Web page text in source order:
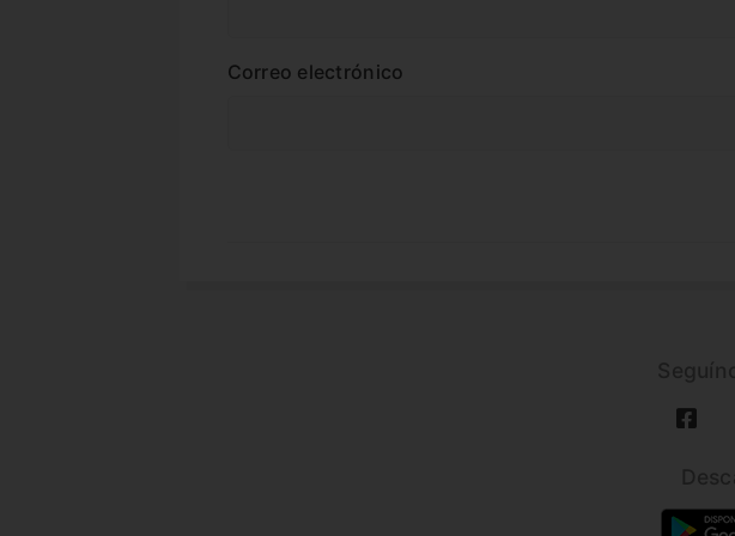
Correo electrónico